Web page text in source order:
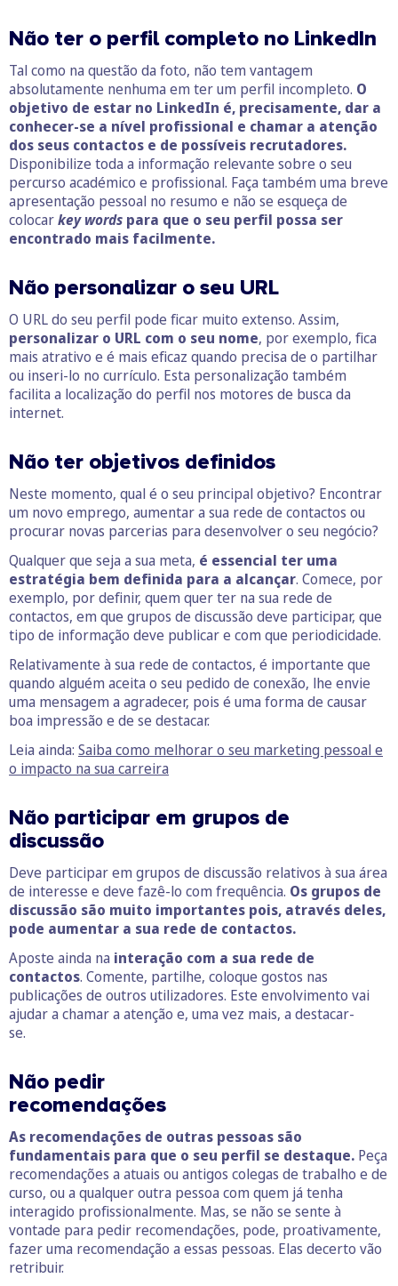
Não ter o perfil completo no LinkedIn
Tal como na questão da foto, não tem vantagem
absolutamente nenhuma em ter um perfil incompleto. O
objetivo de estar no LinkedIn é, precisamente, dar a
conhecer-se a nível profissional e chamar a atenção
dos seus contactos e de possíveis recrutadores.
Disponibilize toda a informação relevante sobre o seu
percurso académico e profissional. Faça também uma breve
apresentação pessoal no resumo e não se esqueça de
colocarkey words para que o seu perfil possa ser
encontrado mais facilmente.
Não personalizar o seu URL
O URL do seu perfil pode ficar muito extenso. Assim,
personalizar o URL com o seu nome, por exemplo, fica
mais atrativo e é mais eficaz quando precisa de o partilhar
ou inseri-lo no currículo. Esta personalização também
facilita a localização do perfil nos motores de busca da
internet.
Não ter objetivos definidos
Neste momento, qual é o seu principal objetivo? Encontrar
um novo emprego, aumentar a sua rede de contactos ou
procurar novas parcerias para desenvolver o seu negócio?
Qualquer que seja a sua meta, é essencial ter uma
estratégia bem definida para a alcançar. Comece, por
exemplo, por definir, quem quer ter na sua rede de
contactos, em que grupos de discussão deve participar, que
tipo de informação deve publicar e com que periodicidade.
Relativamente à sua rede de contactos, é importante que
quando alguém aceita o seu pedido de conexão, lhe envie
uma mensagem a agradecer, pois é uma forma de causar
boa impressão e de se destacar.
Leia ainda: Saiba como melhorar o seu marketing pessoal e
o impacto na sua carreira
Não participar em grupos de
discussão
Deve participar em grupos de discussão relativos à sua área
de interesse e deve fazê-lo com frequência. Os grupos de
discussão são muito importantes pois, através deles,
pode aumentar a sua rede de contactos.
Aposte ainda na interação com a sua rede de
contactos. Comente, partilhe, coloque gostos nas
publicações de outros utilizadores. Este envolvimento vai
ajudar a chamar a atenção e, uma vez mais, a destacar-
se.
Não pedir
recomendações
As recomendações de outras pessoas são
fundamentais para que o seu perfil se destaque. Peça
recomendações a atuais ou antigos colegas de trabalho e de
curso, ou a qualquer outra pessoa com quem já tenha
interagido profissionalmente. Mas, se não se sente à
vontade para pedir recomendações, pode, proativamente,
fazer uma recomendação a essas pessoas. Elas decerto vão
retribuir.